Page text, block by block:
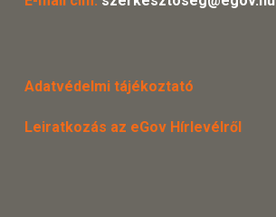
Adatvédelmi tájékoztató
Leiratkozás az eGov Hírlevélről